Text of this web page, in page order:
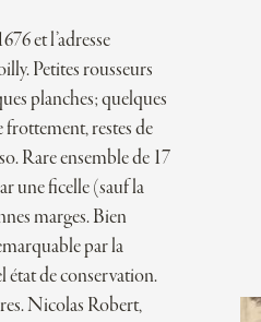
et l’adresse
Petites rousseurs
planches; quelques
frottement, restes de
Rare ensemble de 17
une ficelle (sauf la
marges. Bien
par la
état de conservation.
Nicolas Robert,